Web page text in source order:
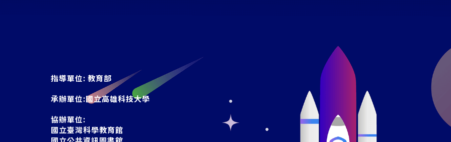
指導單位: 教育部
承辦單位:國立高雄科技大學
協辦單位:
國立臺灣科學教育館